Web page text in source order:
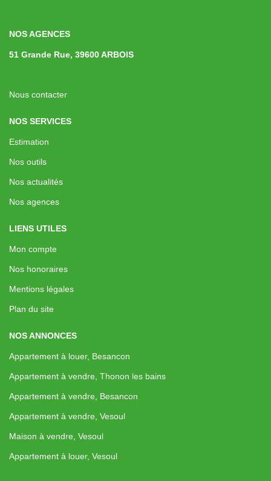
NOS AGENCES
51 Grande Rue, 39600 ARBOIS
Nous contacter
NOS SERVICES
Estimation
Nos outils
Nos actualités
Nos agences
LIENS UTILES
Mon compte
Nos honoraires
Mentions légales
Plan du site
NOS ANNONCES
Appartement à louer, Besancon
Appartement à vendre, Thonon les bains
Appartement à vendre, Besancon
Appartement à vendre, Vesoul
Maison à vendre, Vesoul
Appartement à louer, Vesoul